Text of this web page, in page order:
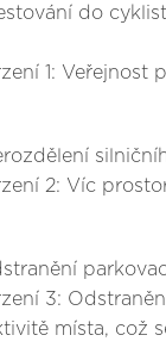
do
1:
2: Víc
3:
místa, což